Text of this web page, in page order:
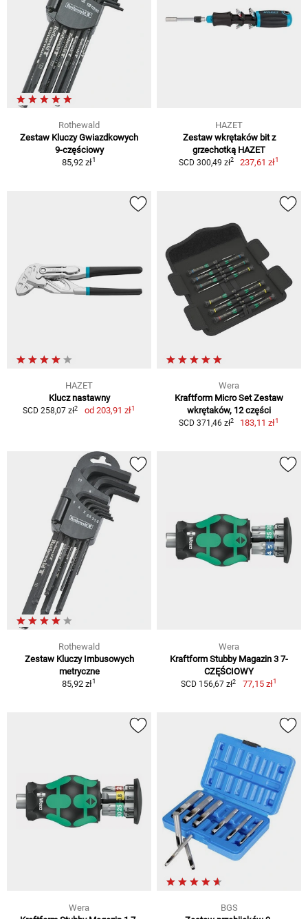
Rothewald
Zestaw Kluczy Gwiazdkowych
9-częściowy
85,92 zł1
HAZET
Zestaw wkrętaków bit z
grzechotką HAZET
SCD 300,49 zł2 237,61 zł1
HAZET
Klucz nastawny
SCD 258,07 zł2 od 203,91 zł1
Wera
Kraftform Micro Set Zestaw
wkrętaków, 12 części
SCD 371,46 zł2 183,11 zł1
Rothewald
Zestaw Kluczy Imbusowych
metryczne
85,92 zł1
Wera
Kraftform Stubby Magazin 3 7-
CZĘŚCIOWY
SCD 156,67 zł2 77,15 zł1
Wera
BGS